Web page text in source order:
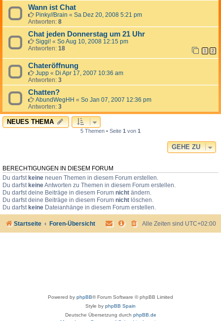
Wann ist Chat
Pinky//Brain « Sa Dez 20, 2008 5:21 pm
Antworten: 8
Chat jeden Donnerstag um 21 Uhr
Siggi! « So Aug 10, 2008 12:15 pm
Antworten: 18 1 2
Chateröffnung
Jupp « Di Apr 17, 2007 10:36 am
Antworten: 3
Chatten?
AbundWegHH « So Jan 07, 2007 12:36 pm
Antworten: 3
NEUES THEMA
5 Themen • Seite 1 von 1
GEHE ZU
BERECHTIGUNGEN IN DIESEM FORUM
Du darfst keine neuen Themen in diesem Forum erstellen.
Du darfst keineAntworten zu Themen in diesem Forum erstellen.
Du darfst deine Beiträge in diesem Forum nicht ändern.
Du darfst deine Beiträge in diesem Forum nicht löschen.
Du darfst keine Dateianhänge in diesem Forum erstellen.
Startseite Foren-Übersicht Alle Zeiten sind UTC+02:00
Powered by phpBB® Forum Software © phpBB Limited
Style by phpBB Spain
Deutsche Übersetzung durch phpBB.de